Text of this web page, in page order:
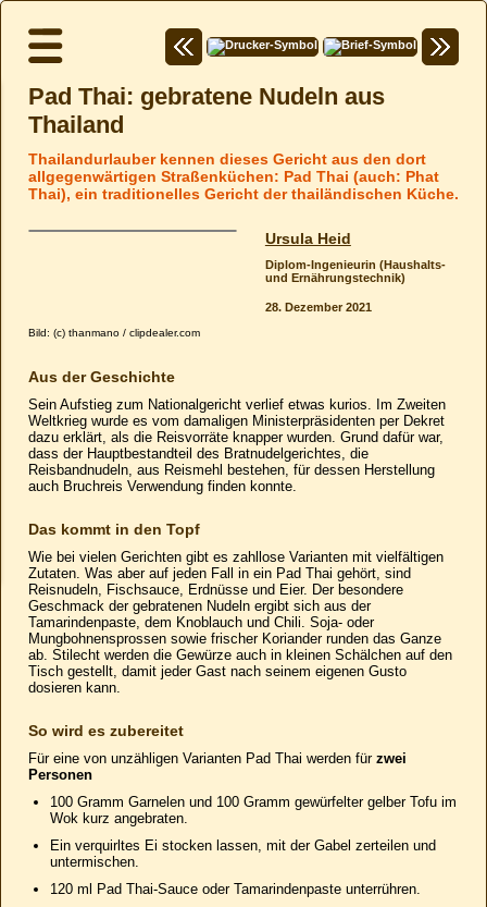
Pad Thai: gebratene Nudeln aus
Thailand
Thailandurlauber kennen dieses Gericht aus den dort
allgegenwärtigen Straßenküchen: Pad Thai (auch: Phat
Thai), ein traditionelles Gericht der thailändischen Küche.
Ursula Heid
Diplom-Ingenieurin (Haushalts-
und Ernährungs­technik)
28. Dezember 2021
Bild: (c) thanmano / clipdealer.com
Aus der Geschichte
Sein Aufstieg zum Nationalgericht verlief etwas kurios. Im Zweiten
Weltkrieg wurde es vom damaligen Ministerpräsidenten per Dekret
dazu erklärt, als die Reisvorräte knapper wurden. Grund dafür war,
dass der Hauptbestandteil des Bratnudelgerichtes, die
Reisbandnudeln, aus Reismehl bestehen, für dessen Herstellung
auch Bruchreis Verwendung finden konnte.
Das kommt in den Topf
Wie bei vielen Gerichten gibt es zahllose Varianten mit vielfältigen
Zutaten. Was aber auf jeden Fall in ein Pad Thai gehört, sind
Reisnudeln, Fischsauce, Erdnüsse und Eier. Der besondere
Geschmack der gebratenen Nudeln ergibt sich aus der
Tamarindenpaste, dem Knoblauch und Chili. Soja- oder
Mungbohnensprossen sowie frischer Koriander runden das Ganze
ab. Stilecht werden die Gewürze auch in kleinen Schälchen auf den
Tisch gestellt, damit jeder Gast nach seinem eigenen Gusto
dosieren kann.
So wird es zubereitet
Für eine von unzähligen Varianten Pad Thai werden für zwei
Personen
100 Gramm Garnelen und 100 Gramm gewürfelter gelber Tofu im
Wok kurz angebraten.
Ein verquirltes Ei stocken lassen, mit der Gabel zerteilen und
untermischen.
120 ml Pad Thai-Sauce oder Tamarindenpaste unterrühren.